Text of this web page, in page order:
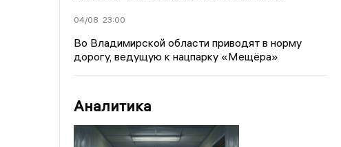
04/08 23:00
Во Владимирской области приводят в норму
дорогу, ведущую к нацпарку «Мещёра»
Аналитика